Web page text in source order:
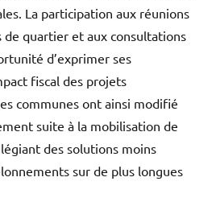
La participation aux réunions
de quartier et aux consultations
d’exprimer ses
fiscal des projets
communes ont ainsi modifié
suite à la mobilisation de
des solutions moins
sur de plus longues